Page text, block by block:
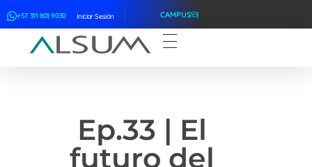
+57 311 801 9030 Iniciar Sesión CAMPUS
Ep.33 | El
futuro del